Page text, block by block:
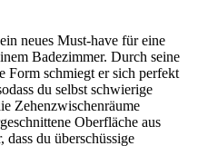
neues Must-have für eine
Badezimmer. Durch seine
Form schmiegt er sich perfekt
du selbst schwierige
Zehenzwischenräume
Oberfläche aus
du überschüssige